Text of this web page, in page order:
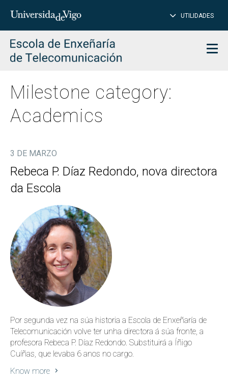
Insert
to
search
UTILIDADES
Milestone category:
Academics
3 DE MARZO
Rebeca P. Díaz Redondo, nova directora
da Escola
Por segunda vez na súa historia a Escola de Enxeñaría de
Telecomunicación volve ter unha directora á súa fronte, a
profesora Rebeca P. Díaz Redondo. Substituirá a Íñigo
Cuíñas, que levaba 6 anos no cargo.
Know more